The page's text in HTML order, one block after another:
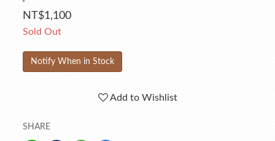
NT$1,100
Sold Out
Notify When in Stock
Add to Wishlist
SHARE